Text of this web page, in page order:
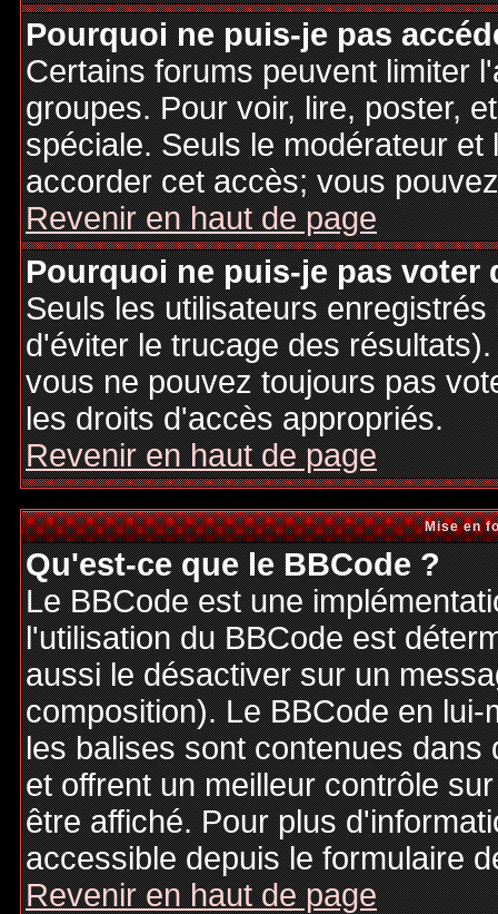
Pourquoi ne puis-je pas
Certains forums peuvent limiter
groupes. Pour voir, lire, poster,
spéciale. Seuls le modérateur
accorder cet accès; vous
Revenir en haut de page
Pourquoi ne puis-je pas voter
Seuls les utilisateurs
d'éviter le trucage des
vous ne pouvez toujours pas
les droits d'accès appropriés.
Revenir en haut de page
Mise en
Qu'est-ce que le BBCode ?
Le BBCode est une
l'utilisation du BBCode est
aussi le désactiver sur un
composition). Le BBCode en
les balises sont contenues
et offrent un meilleur contrôle
être affiché. Pour plus
accessible depuis le formulaire
Revenir en haut de page